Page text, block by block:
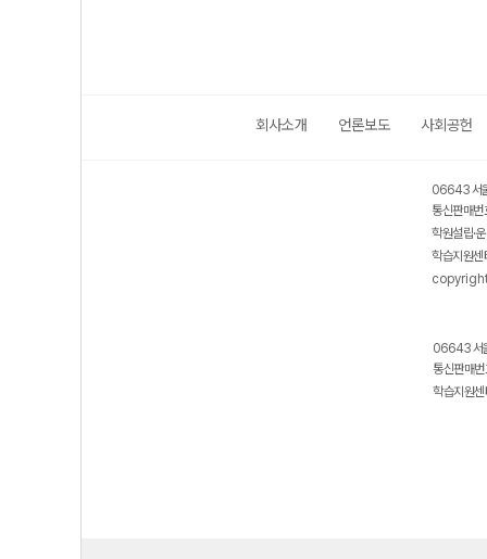
회사소개 언론보도 사회공헌
06643 서
통신판매
학원설립·
학습지원
06643 서
통신판매
학습지원